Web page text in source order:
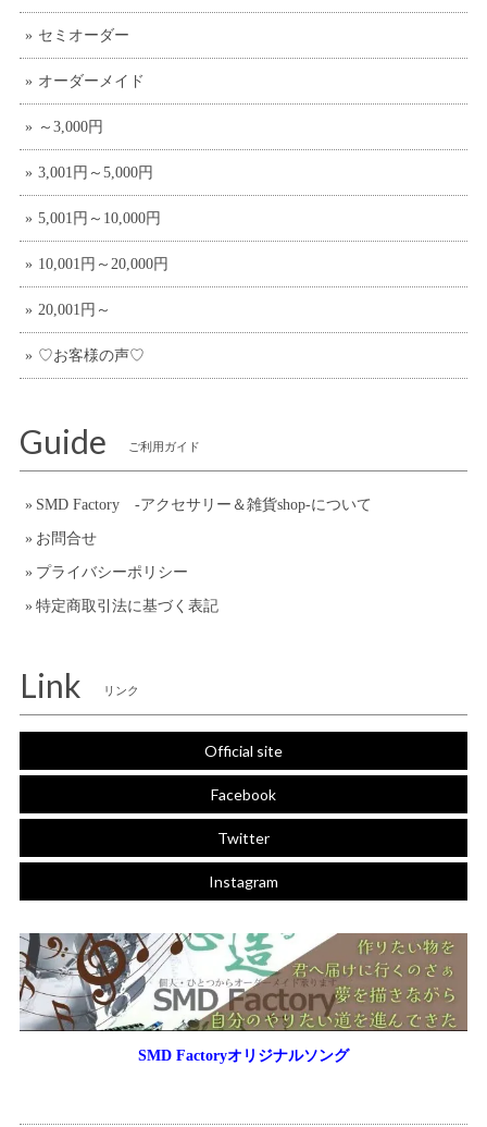
セミオーダー
オーダーメイド
～3,000円
3,001円～5,000円
5,001円～10,000円
10,001円～20,000円
20,001円～
♡お客様の声♡
Guide ご利用ガイド
SMD Factory -アクセサリー＆雑貨shop-について
お問合せ
プライバシーポリシー
特定商取引法に基づく表記
Link リンク
Official site
Facebook
Twitter
Instagram
SMD Factoryオリジナルソング